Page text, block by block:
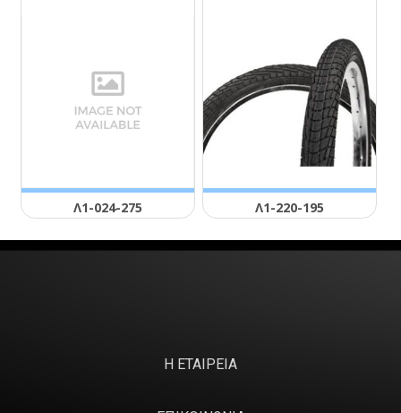
Λ1-024-275 Λ1-220-195
Η ΕΤΑΙΡΕΙΑ